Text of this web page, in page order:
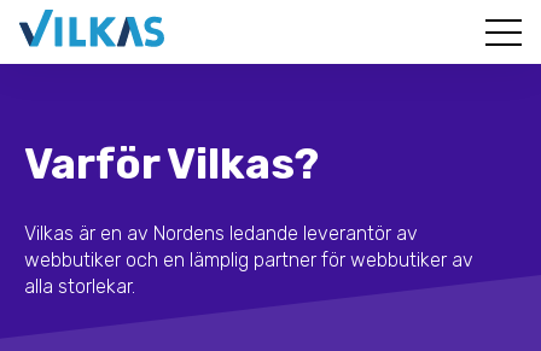
Varför Vilkas?
Vilkas är en av Nordens ledande leverantör av
webbutiker och en lämplig partner för webbutiker av
alla storlekar.